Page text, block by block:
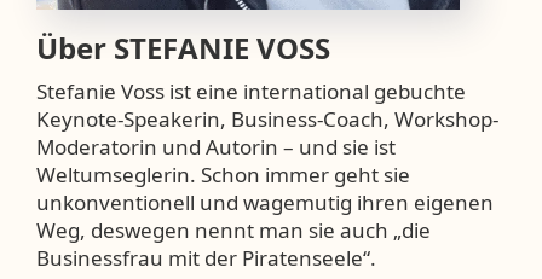
Über STEFANIE VOSS
Stefanie Voss ist eine international gebuchte
Keynote-Speakerin, Business-Coach, Workshop-
Moderatorin und Autorin – und sie ist
Weltumseglerin. Schon immer geht sie
unkonventionell und wagemutig ihren eigenen
Weg, deswegen nennt man sie auch „die
Businessfrau mit der Piratenseele“.